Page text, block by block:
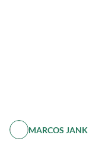
MARCOS JANK